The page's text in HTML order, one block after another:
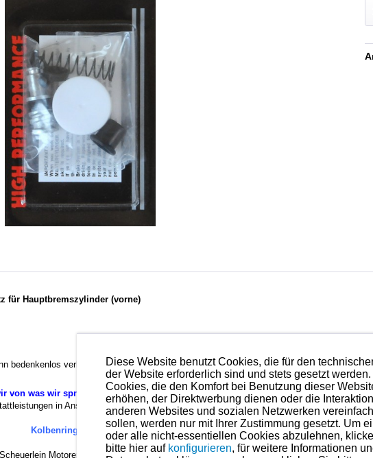
für Hauptbremszylinder (vorne)
bedenkenlos verbaut werden.
von was wir sprechen.
in Anspruch nehmen. Preise hierzu finden Sie in der Kategorien-Übersicht links
Kolbenringe und Kolben für dieses Modell sind (falls vorhanden) in der
Motorentechnik
Diese Website benutzt Cookies, die für den
der Website erforderlich sind und stets gesetzt
Cookies, die den Komfort bei Benutzung dieser
erhöhen, der Direktwerbung dienen oder die
anderen Websites und sozialen Netzwerken
sollen, werden nur mit Ihrer Zustimmung gesetzt. Um
oder alle nicht-essentiellen Cookies abzulehnen,
bitte hier auf konfigurieren, für weitere Informationen